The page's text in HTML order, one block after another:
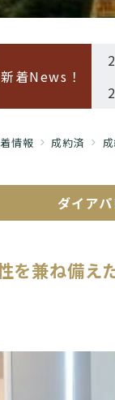
新着News！
情報 成約済
ダイア
を兼ね備え